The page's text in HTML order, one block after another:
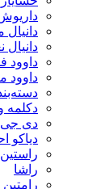
دانیال
دانیال
داوود
داوود
دکلمه
دی جی
دیاکو
راشا